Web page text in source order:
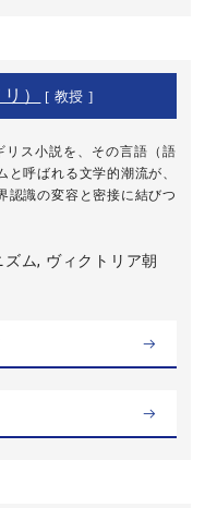
） [ 教授 ]
ス小説を、その言語（語
呼ばれる文学的潮流が、
認識の変容と密接に結びつ
ム, ヴィクトリア朝